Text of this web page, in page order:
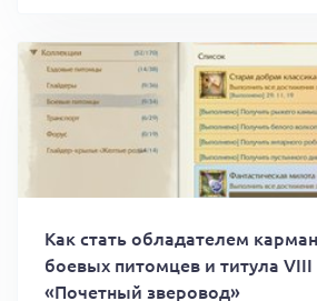
Как стать обладателем
боевых питомцев и титула VIII
«Почетный зверовод»